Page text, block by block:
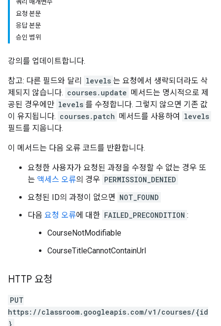
쿼리 매개변수
요청 본문
응답 본문
승인 범위
강의를 업데이트합니다.
참고: 다른 필드와 달리 levels 는 요청에서 생략되더라도 삭
제되지 않습니다. courses.update 메서드는 명시적으로 제
공된 경우에만 levels 를 수정합니다. 그렇지 않으면 기존 값
이 유지됩니다. courses.patch 메서드를 사용하여
levels
필드를 지웁니다.
이 메서드는 다음 오류 코드를 반환합니다.
요청한 사용자가 요청된 과정을 수정할 수 없는 경우 또
는 액세스 오류의 경우 PERMISSION_DENIED
요청된 ID의 과정이 없으면 NOT_FOUND
다음 요청 오류에 대한 FAILED_PRECONDITION :
CourseNotModifiable
CourseTitleCannotContainUrl
HTTP 요청
PUT
https://classroom.googleapis.com/v1/courses/{id
}